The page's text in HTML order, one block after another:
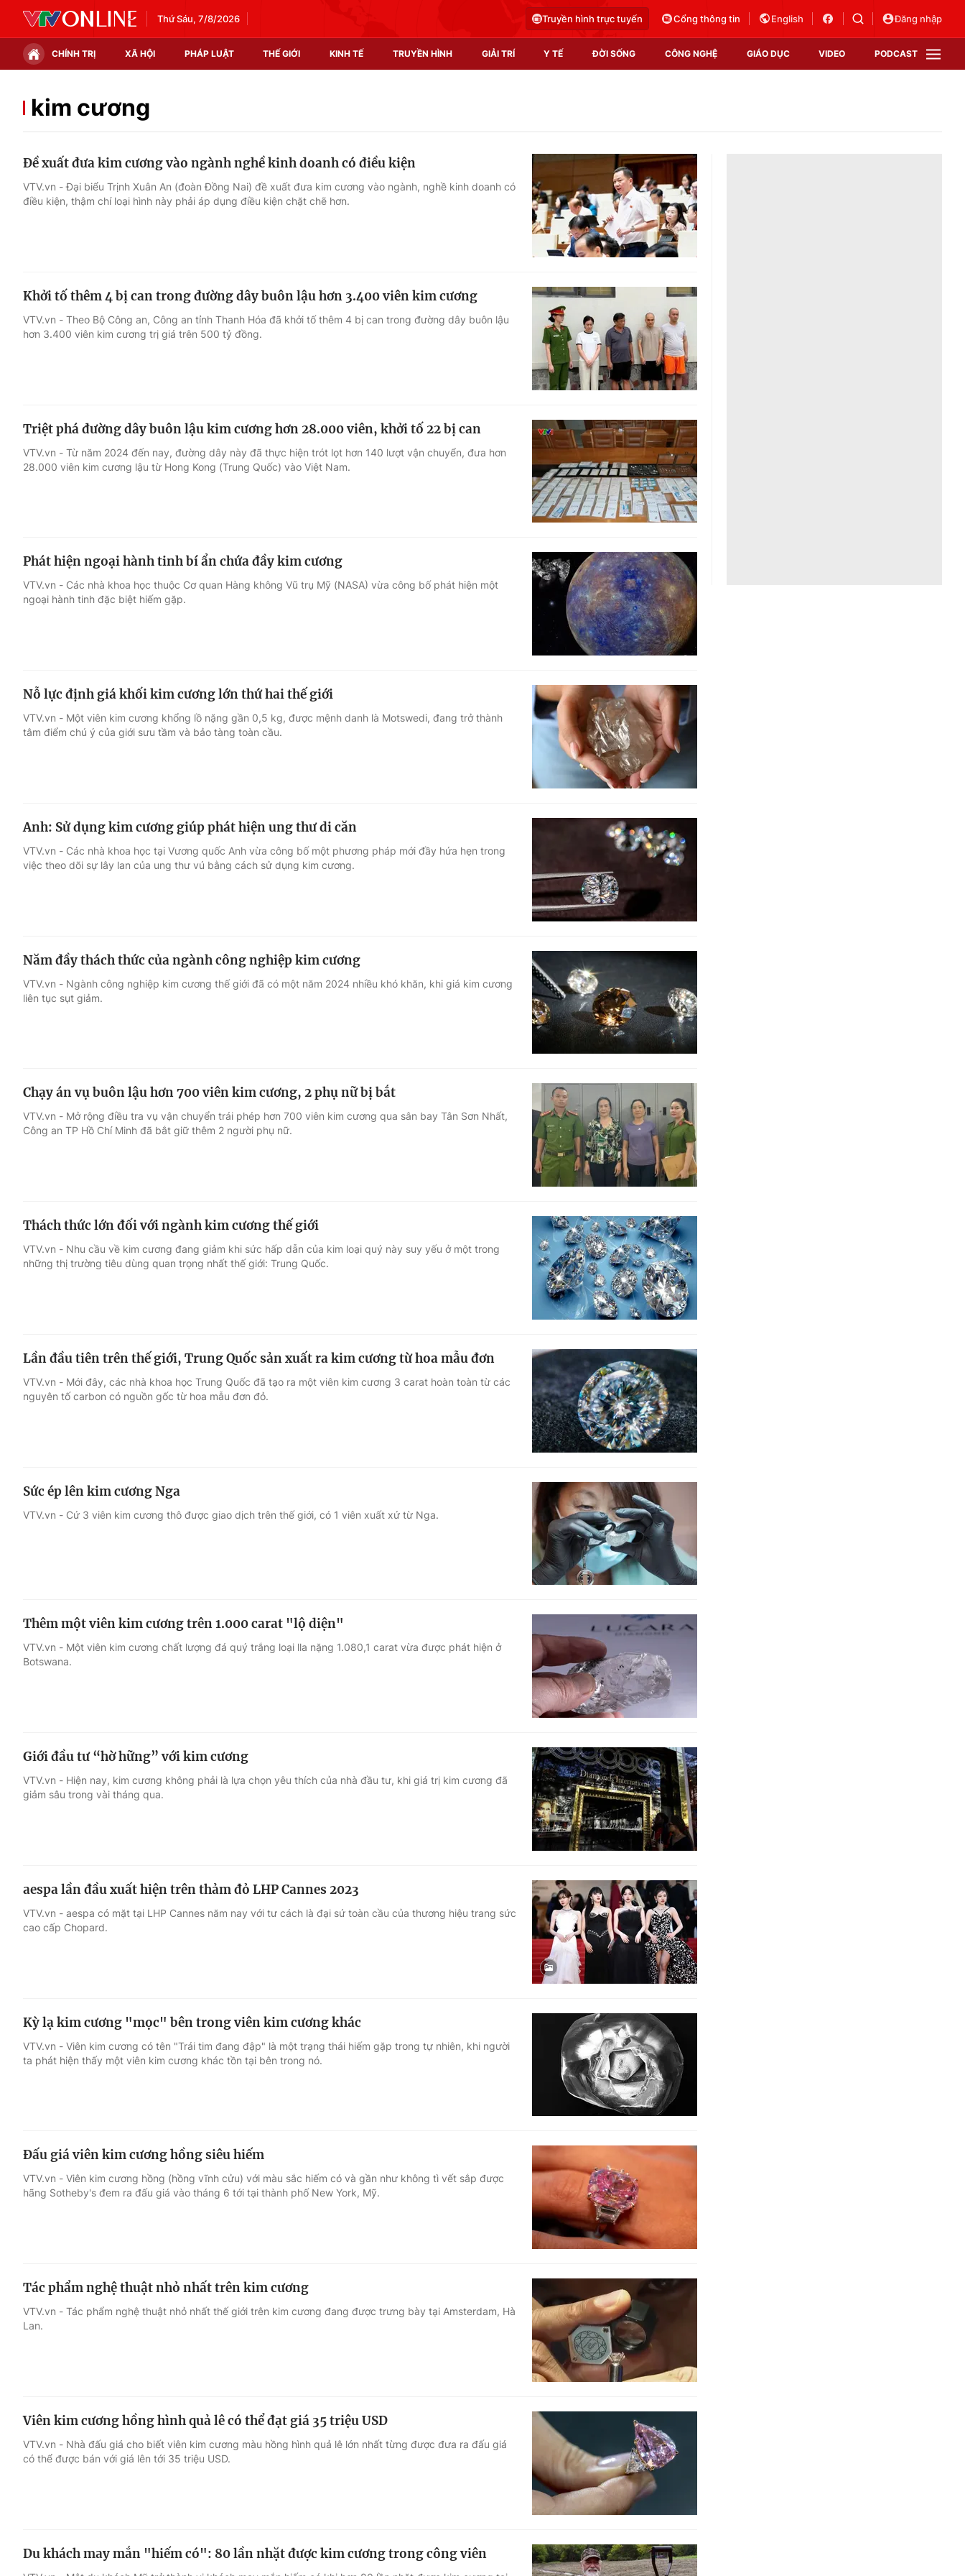
Thứ Sáu, 7/8/2026 Truyền hình trực tuyến Cổng thông tin English Đăng nhập
CHÍNH TRỊ XÃ HỘI PHÁP LUẬT THẾ GIỚI KINH TẾ TRUYỀN HÌNH GIẢI TRÍ Y TẾ ĐỜI SỐNG CÔNG NGHỆ GIÁO DỤC VIDEO PODCAST
Chính trị
Thế giới đó đây
Thị trường
Shorts video
Podcast
EMagazine
Photo
Infographic
Góc ảnh
Điện ảnh
Âm nhạc
Sao
Du lịch
Làm đẹp
Chất lượng cuộc sống
Tuyển sinh
Học trực tuyến
Công nghệ
Hitech Công nghệ tương lai
Sản phẩm
Thị trường
Tư vấn
VTV Sức khoẻ
kim cương
Đề xuất đưa kim cương vào ngành nghề kinh doanh có điều kiện
VTV.vn - Đại biểu Trịnh Xuân An (đoàn Đồng Nai) đề xuất đưa kim cương vào ngành, nghề kinh doanh có
điều kiện, thậm chí loại hình này phải áp dụng điều kiện chặt chẽ hơn.
Khởi tố thêm 4 bị can trong đường dây buôn lậu hơn 3.400 viên kim cương
VTV.vn - Theo Bộ Công an, Công an tỉnh Thanh Hóa đã khởi tố thêm 4 bị can trong đường dây buôn lậu
hơn 3.400 viên kim cương trị giá trên 500 tỷ đồng.
Triệt phá đường dây buôn lậu kim cương hơn 28.000 viên, khởi tố 22 bị can
VTV.vn - Từ năm 2024 đến nay, đường dây này đã thực hiện trót lọt hơn 140 lượt vận chuyển, đưa hơn
28.000 viên kim cương lậu từ Hong Kong (Trung Quốc) vào Việt Nam.
Phát hiện ngoại hành tinh bí ẩn chứa đầy kim cương
VTV.vn - Các nhà khoa học thuộc Cơ quan Hàng không Vũ trụ Mỹ (NASA) vừa công bố phát hiện một
ngoại hành tinh đặc biệt hiếm gặp.
Nỗ lực định giá khối kim cương lớn thứ hai thế giới
VTV.vn - Một viên kim cương khổng lồ nặng gần 0,5 kg, được mệnh danh là Motswedi, đang trở thành
tâm điểm chú ý của giới sưu tầm và bảo tàng toàn cầu.
Anh: Sử dụng kim cương giúp phát hiện ung thư di căn
VTV.vn - Các nhà khoa học tại Vương quốc Anh vừa công bố một phương pháp mới đầy hứa hẹn trong
việc theo dõi sự lây lan của ung thư vú bằng cách sử dụng kim cương.
Năm đầy thách thức của ngành công nghiệp kim cương
VTV.vn - Ngành công nghiệp kim cương thế giới đã có một năm 2024 nhiều khó khăn, khi giá kim cương
liên tục sụt giảm.
Chạy án vụ buôn lậu hơn 700 viên kim cương, 2 phụ nữ bị bắt
VTV.vn - Mở rộng điều tra vụ vận chuyển trái phép hơn 700 viên kim cương qua sân bay Tân Sơn Nhất,
Công an TP Hồ Chí Minh đã bắt giữ thêm 2 người phụ nữ.
Thách thức lớn đối với ngành kim cương thế giới
VTV.vn - Nhu cầu về kim cương đang giảm khi sức hấp dẫn của kim loại quý này suy yếu ở một trong
những thị trường tiêu dùng quan trọng nhất thế giới: Trung Quốc.
Lần đầu tiên trên thế giới, Trung Quốc sản xuất ra kim cương từ hoa mẫu đơn
VTV.vn - Mới đây, các nhà khoa học Trung Quốc đã tạo ra một viên kim cương 3 carat hoàn toàn từ các
nguyên tố carbon có nguồn gốc từ hoa mẫu đơn đỏ.
Sức ép lên kim cương Nga
VTV.vn - Cứ 3 viên kim cương thô được giao dịch trên thế giới, có 1 viên xuất xứ từ Nga.
Thêm một viên kim cương trên 1.000 carat "lộ diện"
VTV.vn - Một viên kim cương chất lượng đá quý trắng loại lla nặng 1.080,1 carat vừa được phát hiện ở
Botswana.
Giới đầu tư “hờ hững” với kim cương
VTV.vn - Hiện nay, kim cương không phải là lựa chọn yêu thích của nhà đầu tư, khi giá trị kim cương đã
giảm sâu trong vài tháng qua.
aespa lần đầu xuất hiện trên thảm đỏ LHP Cannes 2023
VTV.vn - aespa có mặt tại LHP Cannes năm nay với tư cách là đại sứ toàn cầu của thương hiệu trang sức
cao cấp Chopard.
Kỳ lạ kim cương "mọc" bên trong viên kim cương khác
VTV.vn - Viên kim cương có tên "Trái tim đang đập" là một trạng thái hiếm gặp trong tự nhiên, khi người
ta phát hiện thấy một viên kim cương khác tồn tại bên trong nó.
Đấu giá viên kim cương hồng siêu hiếm
VTV.vn - Viên kim cương hồng (hồng vĩnh cửu) với màu sắc hiếm có và gần như không tì vết sắp được
hãng Sotheby's đem ra đấu giá vào tháng 6 tới tại thành phố New York, Mỹ.
Tác phẩm nghệ thuật nhỏ nhất trên kim cương
VTV.vn - Tác phẩm nghệ thuật nhỏ nhất thế giới trên kim cương đang được trưng bày tại Amsterdam, Hà
Lan.
Viên kim cương hồng hình quả lê có thể đạt giá 35 triệu USD
VTV.vn - Nhà đấu giá cho biết viên kim cương màu hồng hình quả lê lớn nhất từng được đưa ra đấu giá
có thể được bán với giá lên tới 35 triệu USD.
Du khách may mắn "hiếm có": 80 lần nhặt được kim cương trong công viên